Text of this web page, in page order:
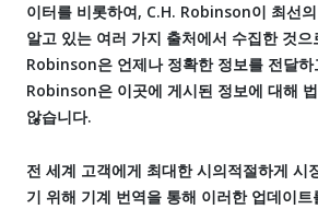
이터를 비롯하여, C.H. Robinson이 최선
알고 있는 여러 가지 출처에서 수집한 것
Robinson은 언제나 정확한 정보를 전달하
Robinson은 이곳에 게시된 정보에 대해
않습니다.
전 세계 고객에게 최대한 시의적절하게 시
기 위해 기계 번역을 통해 이러한 업데이